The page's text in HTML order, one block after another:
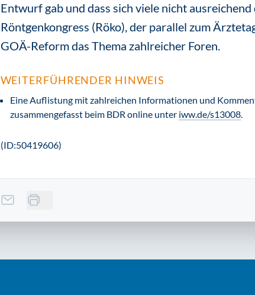
Entwurf gab und dass sich viele nicht
Röntgenkongress (Röko), der parallel zum
GOÄ-Reform das Thema zahlreicher Foren.
WEITERFÜHRENDER HINWEIS
Eine Auflistung mit zahlreichen Informationen und
zusammengefasst beim BDR online unter iww.de/s13008.
(ID:50419606)